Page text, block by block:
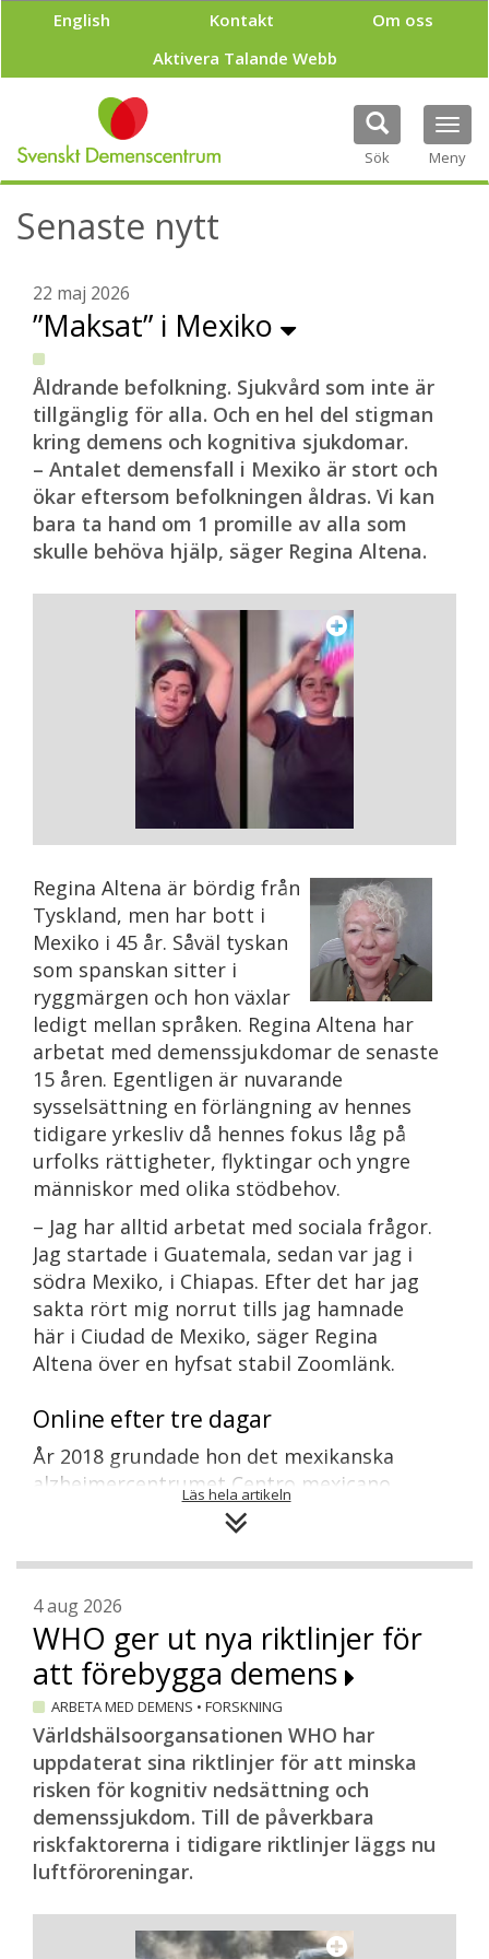
p
l
English Kontakt
Om oss
Aktivera Talande Webb
Sök Meny
Senaste nytt
22 maj 2026
”Maksat” i Mexiko
Åldrande befolkning. Sjukvård som inte är
tillgänglig för alla. Och en hel del stigman
kring demens och kognitiva sjukdomar.
– Antalet demensfall i Mexiko är stort och
ökar eftersom befolkningen åldras. Vi kan
bara ta hand om 1 promille av alla som
skulle behöva hjälp, säger Regina Altena.
Regina Altena är bördig från
Tyskland, men har bott i
Mexiko i 45 år. Såväl tyskan
som spanskan sitter i
ryggmärgen och hon växlar
ledigt mellan språken. Regina Altena har
arbetat med demenssjukdomar de senaste
15 åren. Egentligen är nuvarande
sysselsättning en förlängning av hennes
tidigare yrkesliv då hennes fokus låg på
urfolks rättigheter, flyktingar och yngre
människor med olika stödbehov.
– Jag har alltid arbetat med sociala frågor.
Jag startade i Guatemala, sedan var jag i
södra Mexiko, i Chiapas. Efter det har jag
sakta rört mig norrut tills jag hamnade
här i Ciudad de Mexiko, säger Regina
Altena över en hyfsat stabil Zoomlänk.
Online efter tre dagar
År 2018 grundade hon det mexikanska
alzheimercentrumet Centro mexicano
alzheimer. Ett år senare skickade hon in en
ansökan till den tyska ambassaden om
projektmedel för att finansiera en
behandling för personer med
demenssjukdomar. Det är en grupp av
befolkningen som enligt Regina Altena är
marginaliserad och i princip uteslutande
hänvisad till den egna familjen för stöd
och omvårdnad. Regina Altenas tanke var
att nyttja sitt språk och nätverk, där
Tyskland och Mexiko på något sätt skulle
kunna kopplas samman.
– Efter en del research, bland annat
digitalt, hittade jag professor Elmar
sa att jag gärna skulle vilja använda hans
Läs hela artikeln
4 aug 2026
WHO ger ut nya riktlinjer för
att förebygga demens
ARBETA MED DEMENS • FORSKNING
Världshälsoorgansationen WHO har
uppdaterat sina riktlinjer för att minska
risken för kognitiv nedsättning och
demenssjukdom. Till de påverkbara
riskfaktorerna i tidigare riktlinjer läggs nu
luftföroreningar.